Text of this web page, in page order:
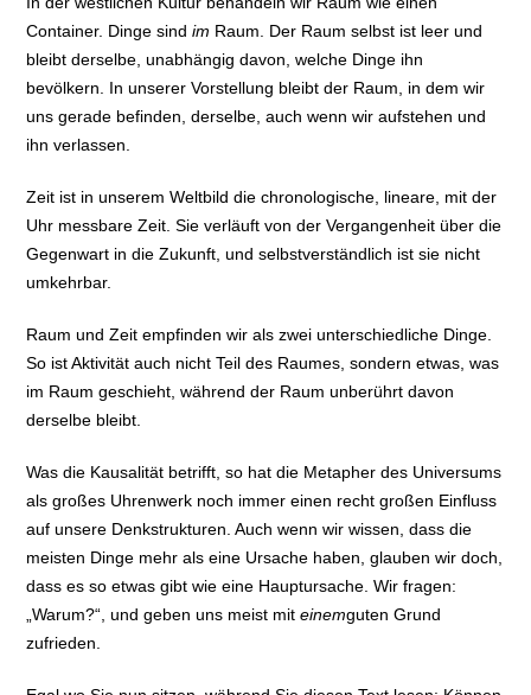
Container. Dinge sindim Raum. Der Raum selbst ist leer und
bleibt derselbe, unabhängig davon, welche Dinge ihn
bevölkern. In unserer Vorstellung bleibt der Raum, in dem wir
uns gerade befinden, derselbe, auch wenn wir aufstehen und
ihn verlassen.
Zeit ist in unserem Weltbild die chronologische, lineare, mit der
Uhr messbare Zeit. Sie verläuft von der Vergangenheit über die
Gegenwart in die Zukunft, und selbstverständlich ist sie nicht
umkehrbar.
Raum und Zeit empfinden wir als zwei unterschiedliche Dinge.
So ist Aktivität auch nicht Teil des Raumes, sondern etwas, was
im Raum geschieht, während der Raum unberührt davon
derselbe bleibt.
Was die Kausalität betrifft, so hat die Metapher des Universums
als großes Uhrenwerk noch immer einen recht großen Einfluss
auf unsere Denkstrukturen. Auch wenn wir wissen, dass die
meisten Dinge mehr als eine Ursache haben, glauben wir doch,
dass es so etwas gibt wie eine Hauptursache. Wir fragen:
„Warum?“, und geben uns meist miteinemguten Grund
zufrieden.